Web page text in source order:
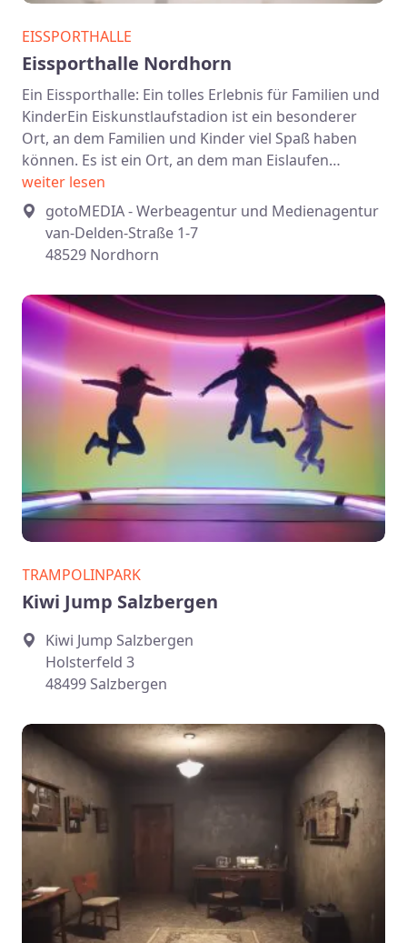
EISSPORTHALLE
Eissporthalle Nordhorn
Ein Eissporthalle: Ein tolles Erlebnis für Familien und
KinderEin Eiskunstlaufstadion ist ein besonderer
Ort, an dem Familien und Kinder viel Spaß haben
können. Es ist ein Ort, an dem man Eislaufen…
weiter lesen
gotoMEDIA - Werbeagentur und Medienagentur
van-Delden-Straße 1-7
48529 Nordhorn
TRAMPOLINPARK
Kiwi Jump Salzbergen
Kiwi Jump Salzbergen
Holsterfeld 3
48499 Salzbergen